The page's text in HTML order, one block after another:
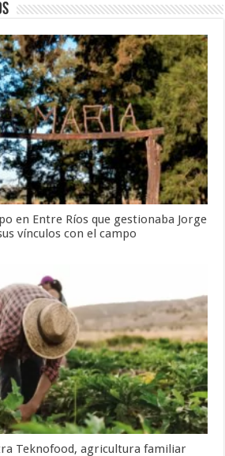
en Entre Ríos que gestionaba Jorge
vínculos con el campo
Teknofood, agricultura familiar